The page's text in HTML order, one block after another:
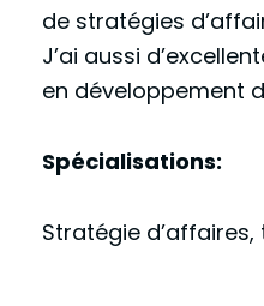
de stratégies
J’ai aussi
en développement
Spécialisations:
Stratégie